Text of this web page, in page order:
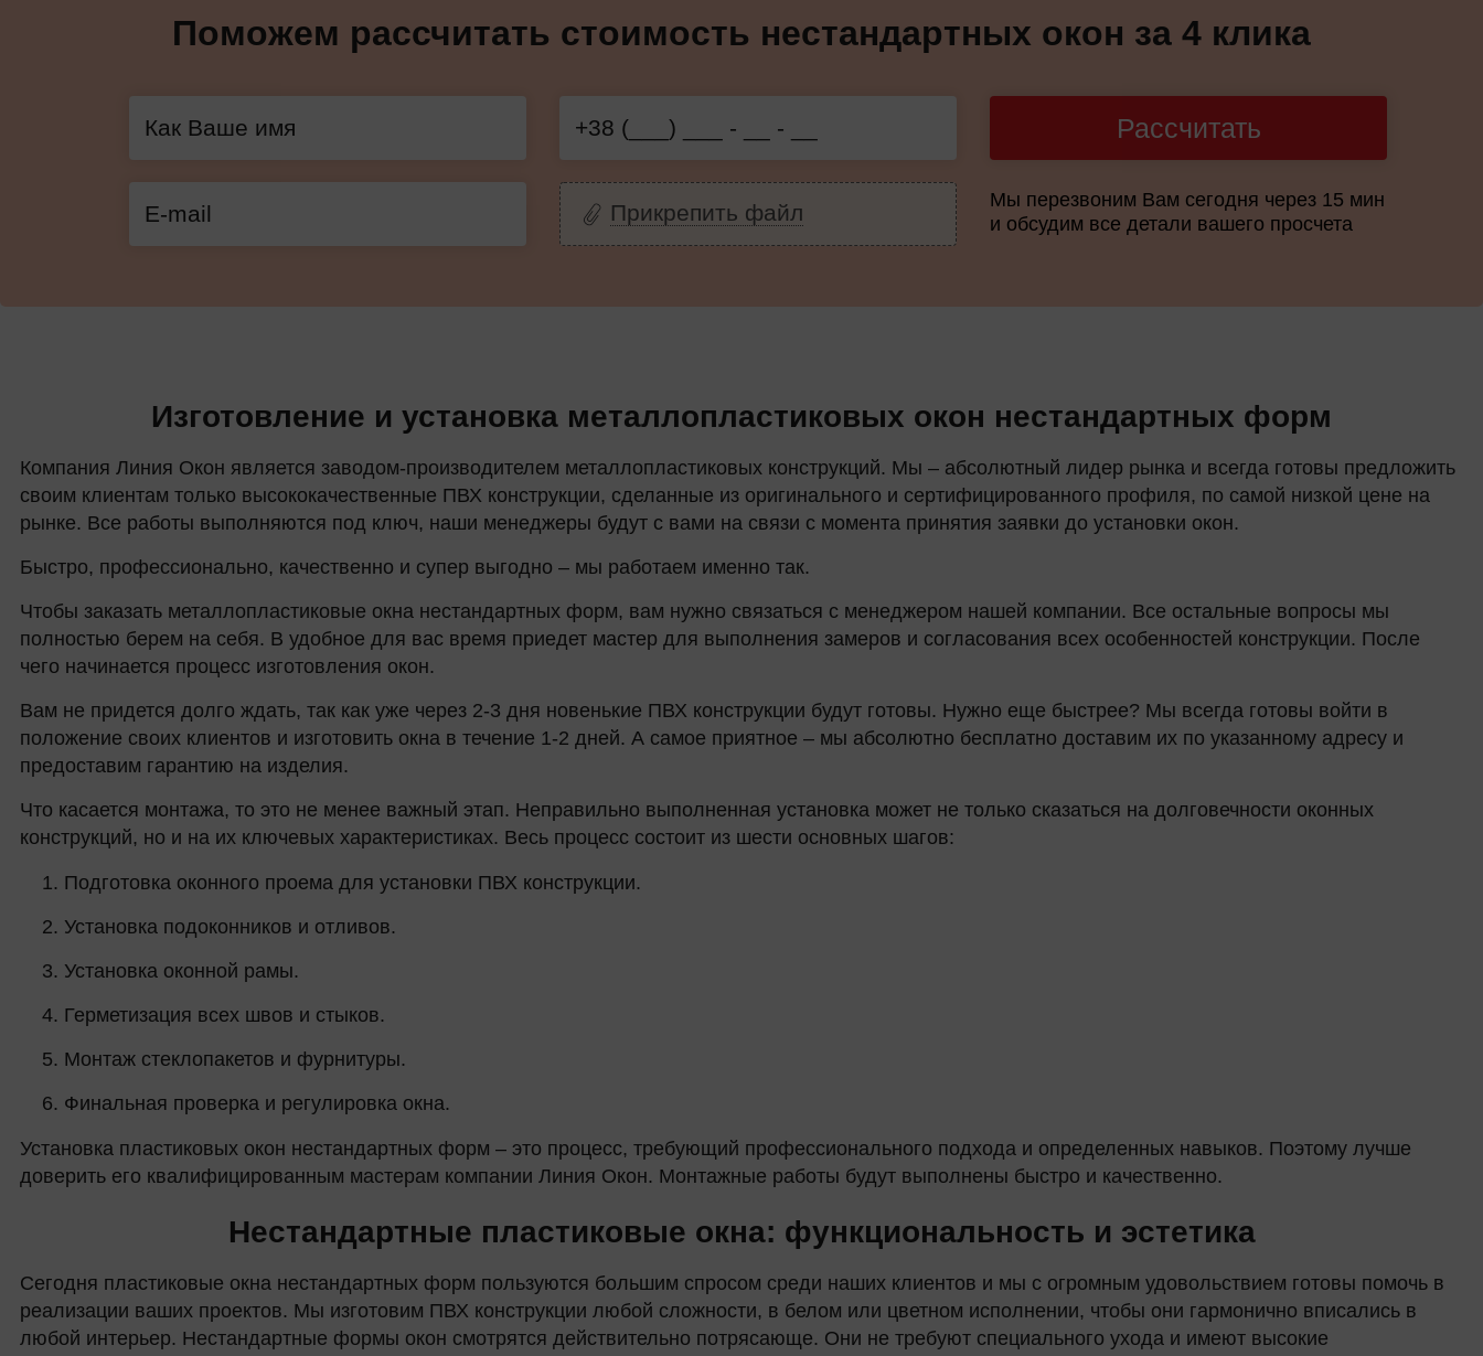
Поможем рассчитать стоимость нестандартных окон за 4 клика
Прикрепить файл
Рассчитать
Мы перезвоним Вам сегодня через 15 мин
и обсудим все детали вашего просчета
Изготовление и установка металлопластиковых окон нестандартных форм
Компания Линия Окон является заводом-производителем металлопластиковых конструкций. Мы – абсолютный лидер рынка и всегда готовы предложить
своим клиентам только высококачественные ПВХ конструкции, сделанные из оригинального и сертифицированного профиля, по самой низкой цене на
рынке. Все работы выполняются под ключ, наши менеджеры будут с вами на связи с момента принятия заявки до установки окон.
Быстро, профессионально, качественно и супер выгодно – мы работаем именно так.
Чтобы заказать металлопластиковые окна нестандартных форм, вам нужно связаться с менеджером нашей компании. Все остальные вопросы мы
полностью берем на себя. В удобное для вас время приедет мастер для выполнения замеров и согласования всех особенностей конструкции. После
чего начинается процесс изготовления окон.
Вам не придется долго ждать, так как уже через 2-3 дня новенькие ПВХ конструкции будут готовы. Нужно еще быстрее? Мы всегда готовы войти в
положение своих клиентов и изготовить окна в течение 1-2 дней. А самое приятное – мы абсолютно бесплатно доставим их по указанному адресу и
предоставим гарантию на изделия.
Что касается монтажа, то это не менее важный этап. Неправильно выполненная установка может не только сказаться на долговечности оконных
конструкций, но и на их ключевых характеристиках. Весь процесс состоит из шести основных шагов:
Подготовка оконного проема для установки ПВХ конструкции.
Установка подоконников и отливов.
Установка оконной рамы.
Герметизация всех швов и стыков.
Монтаж стеклопакетов и фурнитуры.
Финальная проверка и регулировка окна.
Установка пластиковых окон нестандартных форм – это процесс, требующий профессионального подхода и определенных навыков. Поэтому лучше
доверить его квалифицированным мастерам компании Линия Окон. Монтажные работы будут выполнены быстро и качественно.
Нестандартные пластиковые окна: функциональность и эстетика
Сегодня пластиковые окна нестандартных форм пользуются большим спросом среди наших клиентов и мы с огромным удовольствием готовы помочь в
реализации ваших проектов. Мы изготовим ПВХ конструкции любой сложности, в белом или цветном исполнении, чтобы они гармонично вписались в
любой интерьер. Нестандартные формы окон смотрятся действительно потрясающе. Они не требуют специального ухода и имеют высокие